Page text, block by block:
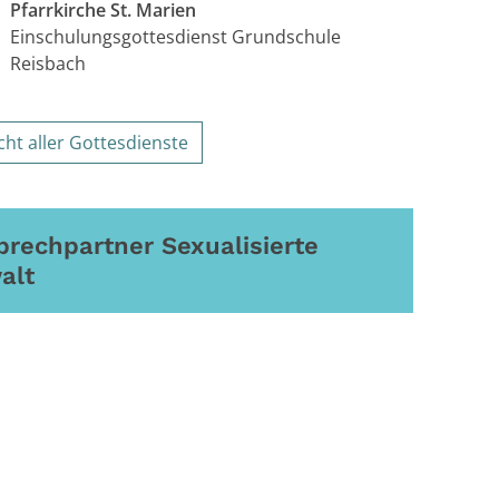
Pfarrkirche St. Marien
Einschulungsgottesdienst Grundschule
Reisbach
aller Gottesdienste
Sexualisierte